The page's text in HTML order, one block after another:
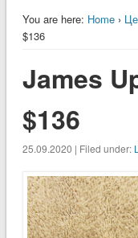
You are here: Home›
$136
James
$136
25.09.2020 | Filed under: